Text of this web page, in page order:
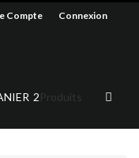
Compte Connexion
2Produits